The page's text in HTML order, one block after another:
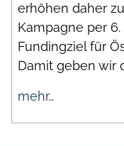
erhöhen daher
Kampagne per
Fundingziel für
Damit geben wir
mehr…